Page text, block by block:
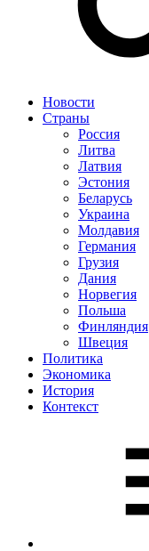
Новости
Страны
Россия
Литва
Латвия
Эстония
Беларусь
Украина
Молдавия
Германия
Грузия
Дания
Норвегия
Польша
Финляндия
Швеция
Политика
Экономика
История
Контекст